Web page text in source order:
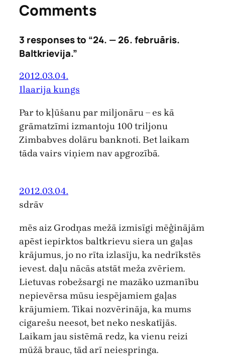
Comments
3 responses to “24. — 26. februāris.
Baltkrievija.”
2012.03.04.
Ilaarija kungs
Par to kļūšanu par miljonāru – es kā
grāmatzīmi izmantoju 100 triljonu
Zimbabves dolāru banknoti. Bet laikam
tāda vairs viņiem nav apgrozībā.
2012.03.04.
sdrāv
mēs aiz Grodņas mežā izmisīgi mēģinājām
apēst iepirktos baltkrievu siera un gaļas
krājumus, jo no rīta izlasīju, ka nedrīkstēs
ievest. daļu nācās atstāt meža zvēriem.
Lietuvas robežsargi ne mazāko uzmanību
nepievērsa mūsu iespējamiem gaļas
krājumiem. Tikai nozvērināja, ka mums
cigarešu neesot, bet neko neskatījās.
Laikam jau sistēmā redz, ka vienu reizi
mūžā brauc, tād arī neiespringa.